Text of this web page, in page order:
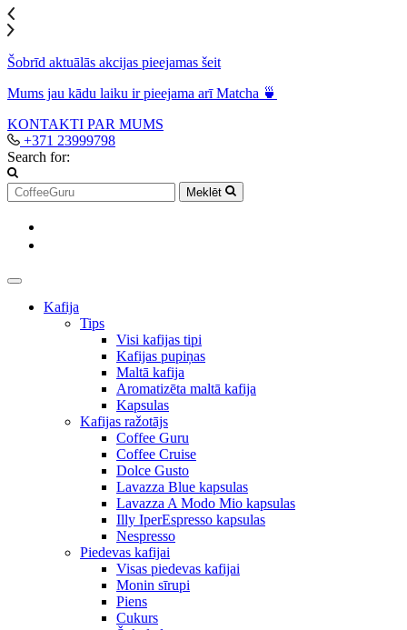
Šobrīd aktuālās akcijas pieejamas šeit
Mums jau kādu laiku ir pieejama arī Matcha 🍵
KONTAKTI PAR MUMS
+371 23999798
Search for:
Meklēt
Kafija
Tips
Visi kafijas tipi
Kafijas pupiņas
Maltā kafija
Aromatizēta maltā kafija
Kapsulas
Kafijas ražotājs
Coffee Guru
Coffee Cruise
Dolce Gusto
Lavazza Blue kapsulas
Lavazza A Modo Mio kapsulas
Illy IperEspresso kapsulas
Nespresso
Piedevas kafijai
Visas piedevas kafijai
Monin sīrupi
Piens
Cukurs